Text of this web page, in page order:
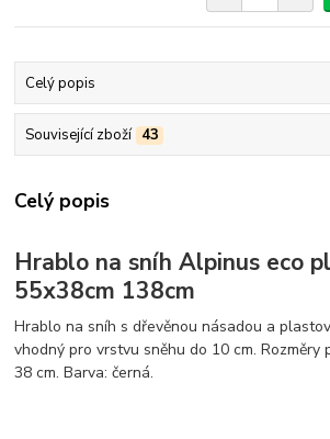
Celý popis
Související zboží 43
Celý popis
Hrablo na sníh Alpinus eco
55x38cm 138cm
Hrablo na sníh s dřevěnou násadou a
vhodný pro vrstvu sněhu do 10 cm. Rozměry
38 cm. Barva: černá.